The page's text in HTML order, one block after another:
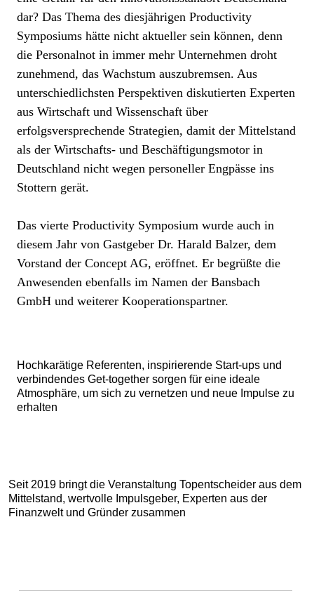
dar? Das Thema des diesjährigen Productivity
Symposiums hätte nicht aktueller sein können, denn
die Personalnot in immer mehr Unternehmen droht
zunehmend, das Wachstum auszubremsen. Aus
unterschiedlichsten Perspektiven diskutierten Experten
aus Wirtschaft und Wissenschaft über
erfolgsversprechende Strategien, damit der Mittelstand
als der Wirtschafts- und Beschäftigungsmotor in
Deutschland nicht wegen personeller Engpässe ins
Stottern gerät.
Das vierte Productivity Symposium wurde auch in
diesem Jahr von Gastgeber Dr. Harald Balzer, dem
Vorstand der Concept AG, eröffnet. Er begrüßte die
Anwesenden ebenfalls im Namen der Bansbach
GmbH und weiterer Kooperationspartner.
Hochkarätige Referenten, inspirierende Start-ups und
verbindendes Get-together sorgen für eine ideale
Atmosphäre, um sich zu vernetzen und neue Impulse zu
erhalten
Seit 2019 bringt die Veranstaltung Topentscheider aus dem
Mittelstand, wertvolle Impulsgeber, Experten aus der
Finanzwelt und Gründer zusammen